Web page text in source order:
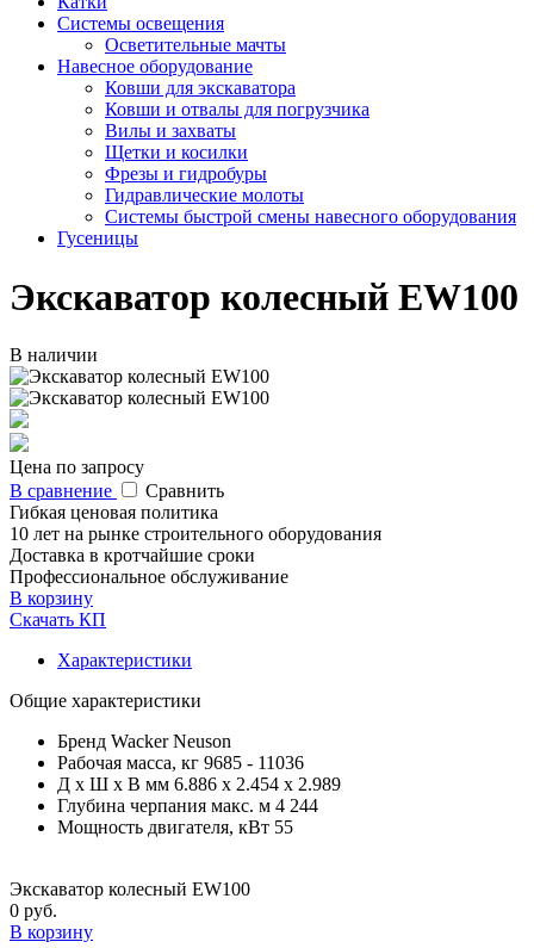
Системы освещения
Осветительные мачты
Навесное оборудование
Ковши для экскаватора
Ковши и отвалы для погрузчика
Вилы и захваты
Щетки и косилки
Фрезы и гидробуры
Гидравлические молоты
Системы быстрой смены навесного оборудования
Гусеницы
Экскаватор колесный EW100
В наличии
Цена по запросу
В сравнение
Сравнить
Гибкая ценовая политика
10 лет на рынке строительного оборудования
Доставка в кротчайшие сроки
Профессиональное обслуживание
В корзину
Скачать КП
Характеристики
Общие характеристики
Бренд Wacker Neuson
Рабочая масса, кг 9685 - 11036
Д x Ш x В мм 6.886 х 2.454 х 2.989
Глубина черпания макс. м 4 244
Мощность двигателя, кВт 55
Экскаватор колесный EW100
0 руб.
В корзину